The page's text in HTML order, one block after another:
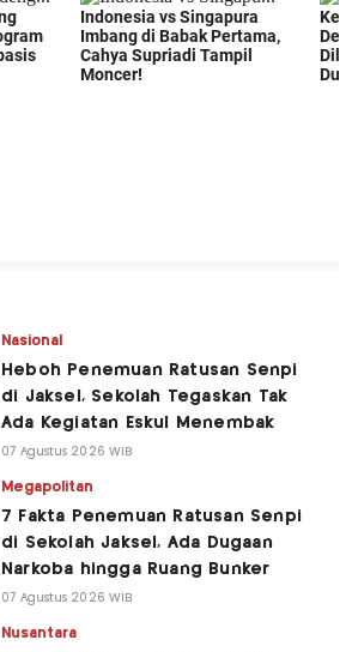
Nasional
Heboh Penemuan Ratusan Senpi
di Jaksel, Sekolah Tegaskan Tak
Ada Kegiatan Eskul Menembak
07 Agustus 2026 WIB
Megapolitan
7 Fakta Penemuan Ratusan Senpi
di Sekolah Jaksel, Ada Dugaan
Narkoba hingga Ruang Bunker
07 Agustus 2026 WIB
Nusantara